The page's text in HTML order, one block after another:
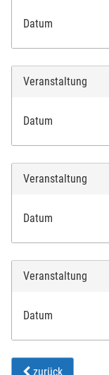
Datum
Veranstaltung
Datum
Veranstaltung
Datum
Veranstaltung
Datum
zurück